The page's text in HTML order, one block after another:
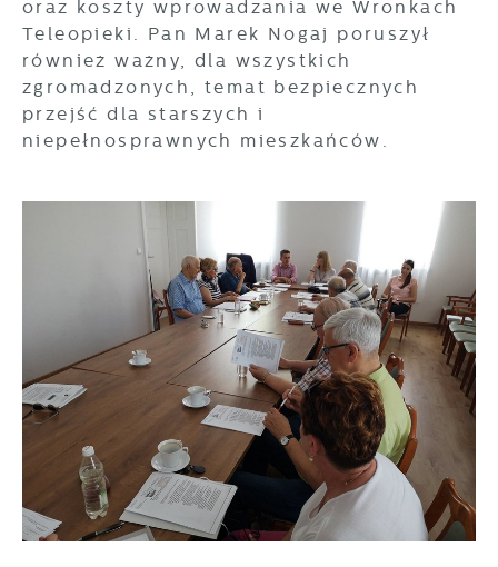
oraz koszty wprowadzania we Wronkach
Teleopieki. Pan Marek Nogaj poruszył
również ważny, dla wszystkich
zgromadzonych, temat bezpiecznych
przejść dla starszych i
niepełnosprawnych mieszkańców.